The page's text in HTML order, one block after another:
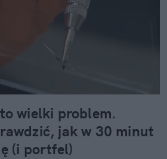
wielki problem.
jak w 30 minut
(i portfel)